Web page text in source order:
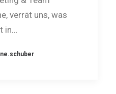
verrät uns, was